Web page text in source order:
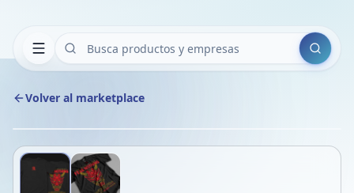
Buscar
Volver al marketplace
1/2